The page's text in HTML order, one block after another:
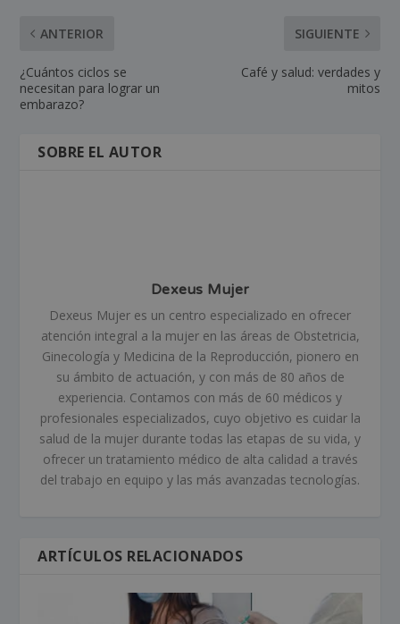
ANTERIOR
¿Cuántos ciclos se
necesitan para lograr un
embarazo?
SIGUIENTE
Café y salud: verdades y
mitos
SOBRE EL AUTOR
Dexeus Mujer
Dexeus Mujer es un centro especializado en ofrecer
atención integral a la mujer en las áreas de Obstetricia,
Ginecología y Medicina de la Reproducción, pionero en
su ámbito de actuación, y con más de 80 años de
experiencia. Contamos con más de 60 médicos y
profesionales especializados, cuyo objetivo es cuidar la
salud de la mujer durante todas las etapas de su vida, y
ofrecer un tratamiento médico de alta calidad a través
del trabajo en equipo y las más avanzadas tecnologías.
ARTÍCULOS RELACIONADOS